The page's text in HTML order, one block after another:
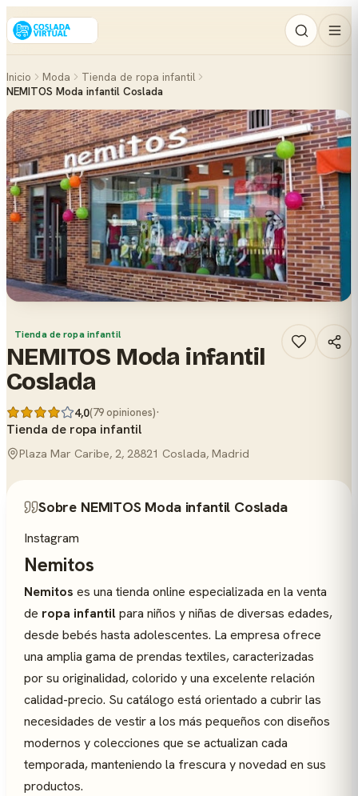
Inicio Moda
Tienda de ropa infantil
NEMITOS Moda infantil Coslada
Tienda de ropa infantil
NEMITOS Moda infantil
Coslada
4,0(79 opiniones)·
Tienda de ropa infantil
Plaza Mar Caribe, 2, 28821 Coslada, Madrid
Sobre NEMITOS Moda infantil Coslada
Instagram
Nemitos
Nemitos es una tienda online especializada en la venta
de ropa infantilpara niños y niñas de diversas edades,
desde bebés hasta adolescentes. La empresa ofrece
una amplia gama de prendas textiles, caracterizadas
por su originalidad, colorido y una excelente relación
calidad-precio. Su catálogo está orientado a cubrir las
necesidades de vestir a los más pequeños con diseños
modernos y colecciones que se actualizan cada
temporada, manteniendo la frescura y novedad en sus
productos.